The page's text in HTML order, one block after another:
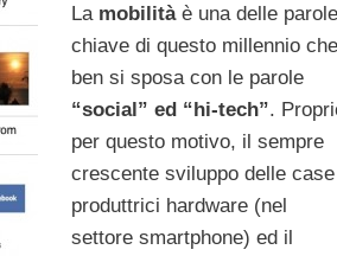
La mobilità è una delle parole
chiave di questo millennio che
ben si sposa con le parole
“social” ed “hi-tech”.
per questo motivo, il sempre
crescente sviluppo delle case
produttrici hardware (nel
settore smartphone) ed il